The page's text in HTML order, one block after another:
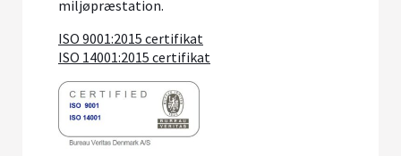
miljøpræstation.
ISO 9001:2015 certifikat
ISO 14001:2015 certifikat